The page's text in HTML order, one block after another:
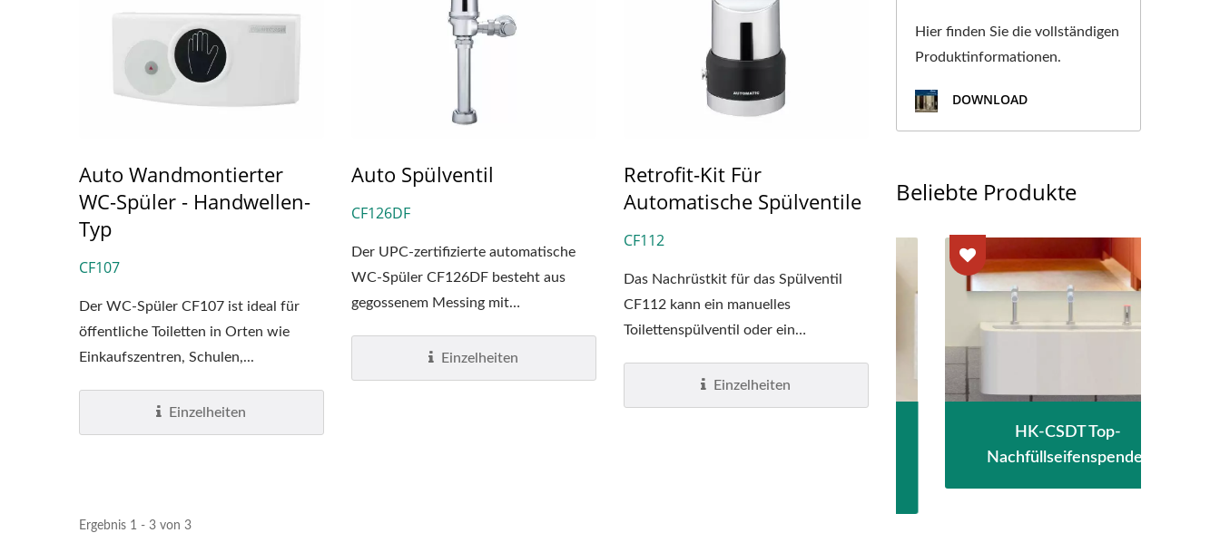
Auto Wandmontierter
WC-Spüler - Handwellen-
Typ
CF107
Der WC-Spüler CF107 ist ideal für
öffentliche Toiletten in Orten wie
Einkaufszentren, Schulen,...
Einzelheiten
Auto Spülventil
CF126DF
Der UPC-zertifizierte automatische
WC-Spüler CF126DF besteht aus
gegossenem Messing mit
Einzelheiten
Retrofit-Kit Für
Automatische Spülventile
CF112
Das Nachrüstkit für das Spülventil
CF112 kann ein manuelles
Toilettenspülventil oder ein
Einzelheiten
Ergebnis 1 - 3 von 3
Hier finden Sie die vollständigen
Produktinformationen.
DOWNLOAD
Beliebte Produkte
EcoHygiene
HK-CSDT Top-
Nachfüllseifenspender